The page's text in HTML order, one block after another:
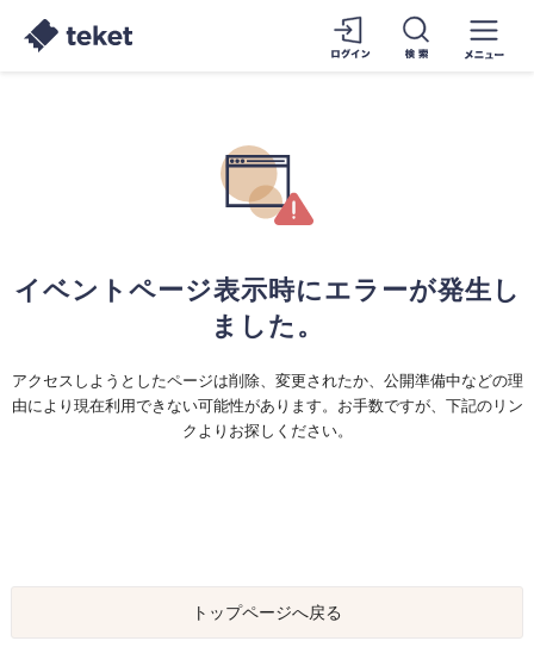
イベントページ表示時にエラーが発生し
ました。
アクセスしようとしたページは削除、変更されたか、公開準備中などの理
由により現在利用できない可能性があります。お手数ですが、下記のリン
クよりお探しください。
トップページへ戻る